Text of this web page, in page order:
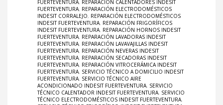
FUERTEVENTURA, REPARACIÓN CALENTADORES INDESIT
FUERTEVENTURA, REPARACIÓN ELECTRODOMÉSTICOS
INDESIT CORRALEJO, REPARACIÓN ELECTRODOMÉSTICOS
INDESIT FUERTEVENTURA, REPARACIÓN FRIGORÍFICOS
INDESIT FUERTEVENTURA, REPARACIÓN HORNOS INDESIT
FUERTEVENTURA, REPARACIÓN LAVADORAS INDESIT
FUERTEVENTURA, REPARACIÓN LAVAVAJILLAS INDESIT
FUERTEVENTURA, REPARACIÓN NEVERAS INDESIT
FUERTEVENTURA, REPARACIÓN SECADORAS INDESIT
FUERTEVENTURA, REPARACIÓN VITROCERÁMICA INDESIT
FUERTEVENTURA, SERVICIO TÉCNICO A DOMICILIO INDESIT
FUERTEVENTURA, SERVICIO TÉCNICO AIRE
ACONDICIONADO INDESIT FUERTEVENTURA, SERVICIO
TÉCNICO CALENTADOR INDESIT FUERTEVENTURA, SERVICIO
TÉCNICO ELECTRODOMÉSTICOS INDESIT FUERTEVENTURA,